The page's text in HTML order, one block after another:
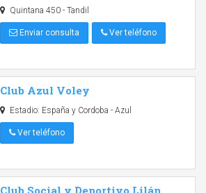
Quintana 450 - Tandil
Enviar consulta Ver teléfono
Club Azul Voley
Estadio: España y Cordoba - Azul
Ver teléfono
Club Social y Deportivo Lilán